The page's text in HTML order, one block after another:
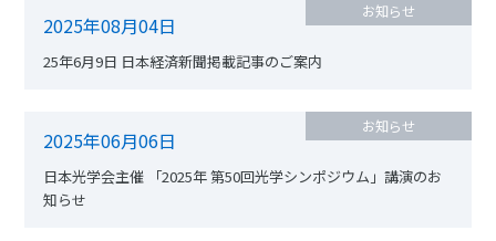
2025年08月04日
お知らせ
25年6月9日 日本経済新聞掲載記事のご案内
2025年06月06日
お知らせ
日本光学会主催 「2025年 第50回光学シンポジウム」講演のお
知らせ